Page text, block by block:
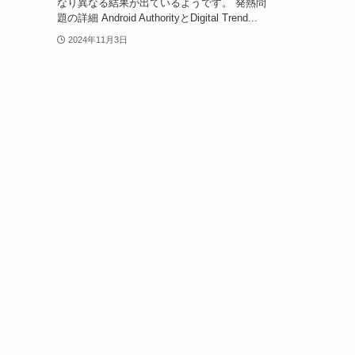
なり異なる結果が出ているようです。 発熱問
題の詳細 Android AuthorityとDigital Trend...
2024年11月3日